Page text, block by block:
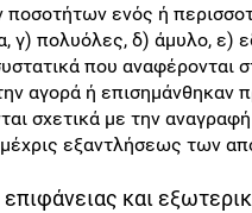
ενός ή
γ) πολυόλες, δ) άμυλο, ε)
που αναφέρονται
αγορά ή επισημάνθηκαν
σχετικά με την
εξαντλήσεως των
και